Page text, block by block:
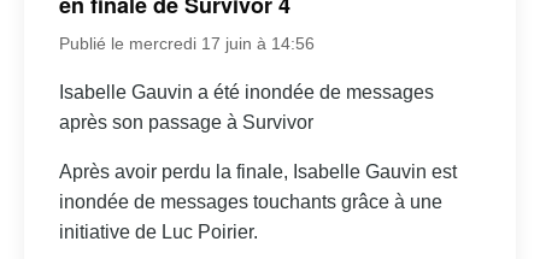
Publié le mercredi 17 juin à 14:56
Isabelle Gauvin a été inondée de messages
après son passage à Survivor
Après avoir perdu la finale, Isabelle Gauvin est
inondée de messages touchants grâce à une
initiative de Luc Poirier.